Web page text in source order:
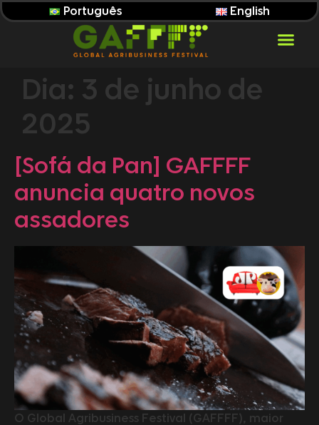
Português English
Dia: 3 de junho de
2025
[Sofá da Pan] GAFFFF
anuncia quatro novos
assadores
O Global Agribusiness Festival (GAFFFF), maior